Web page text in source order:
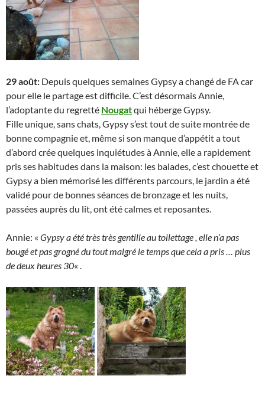
29 août: Depuis quelques semaines Gypsy a changé de FA car
pour elle le partage est difficile. C’est désormais Annie,
l’adoptante du regretté Nougatqui héberge Gypsy.
Fille unique, sans chats, Gypsy s’est tout de suite montrée de
bonne compagnie et, même si son manque d’appétit a tout
d’abord crée quelques inquiétudes à Annie, elle a rapidement
pris ses habitudes dans la maison: les balades, c’est chouette et
Gypsy a bien mémorisé les différents parcours, le jardin a été
validé pour de bonnes séances de bronzage et les nuits,
passées auprès du lit, ont été calmes et reposantes.
Annie: « Gypsy a été très très gentille au toilettage , elle n’a pas
bougé et pas grogné du tout malgré le temps que cela a pris … plus
de deux heures 30« .